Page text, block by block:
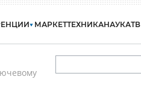
МАРКЕТТЕХНИКАНАУКАТВ